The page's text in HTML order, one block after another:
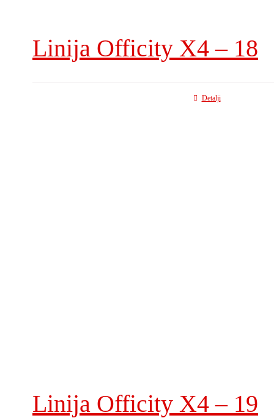
Linija Officity X4 – 18
Detalji
Linija Officity X4 – 19